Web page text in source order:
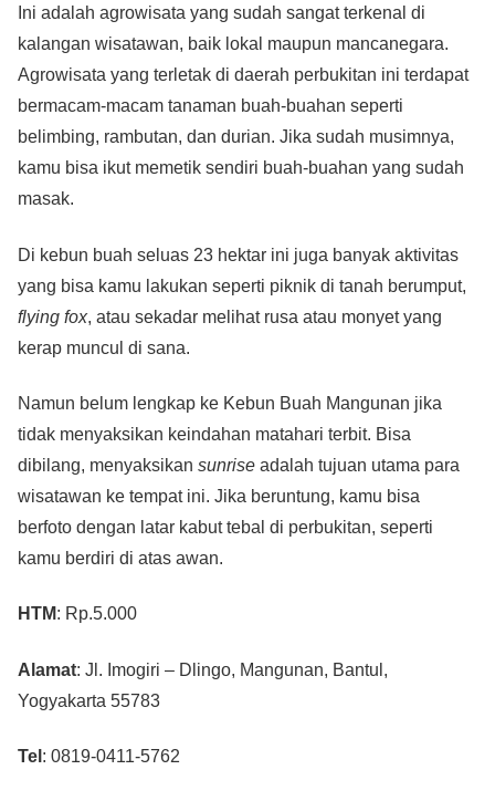
Ini adalah agrowisata yang sudah sangat terkenal di
kalangan wisatawan, baik lokal maupun mancanegara.
Agrowisata yang terletak di daerah perbukitan ini terdapat
bermacam-macam tanaman buah-buahan seperti
belimbing, rambutan, dan durian. Jika sudah musimnya,
kamu bisa ikut memetik sendiri buah-buahan yang sudah
masak.
Di kebun buah seluas 23 hektar ini juga banyak aktivitas
yang bisa kamu lakukan seperti piknik di tanah berumput,
flying fox, atau sekadar melihat rusa atau monyet yang
kerap muncul di sana.
Namun belum lengkap ke Kebun Buah Mangunan jika
tidak menyaksikan keindahan matahari terbit. Bisa
dibilang, menyaksikan sunrise adalah tujuan utama para
wisatawan ke tempat ini. Jika beruntung, kamu bisa
berfoto dengan latar kabut tebal di perbukitan, seperti
kamu berdiri di atas awan.
HTM: Rp.5.000
Alamat: Jl. Imogiri – Dlingo, Mangunan, Bantul,
Yogyakarta 55783
Tel : 0819-0411-5762